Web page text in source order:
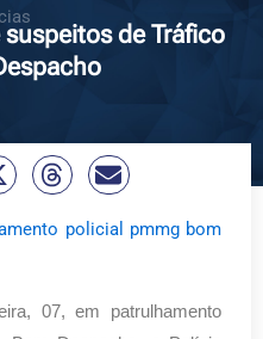
de Tráfico
07, em patrulhamento